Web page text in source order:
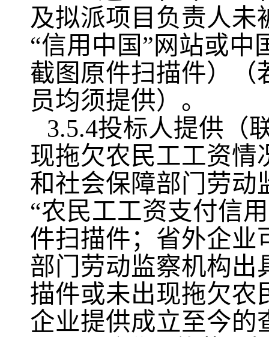
及拟派项目负责人未
“信用中国”网站或
截图原件扫描件）（
员均须提供）。
3.5.4投标人提供（
现拖欠农民工工资情
和社会保障部门劳动
“农民工工资支付信
件扫描件；省外企业
部门劳动监察机构出
描件或未出现拖欠农
企业提供成立至今的